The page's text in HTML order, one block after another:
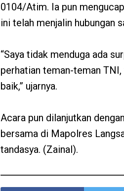
0104/Atim. Ia pun
ini telah menjalin hubungan
“Saya tidak menduga ada
perhatian teman-teman
baik,” ujarnya.
Acara pun dilanjutkan
bersama di Mapolres
tandasya. (Zainal).